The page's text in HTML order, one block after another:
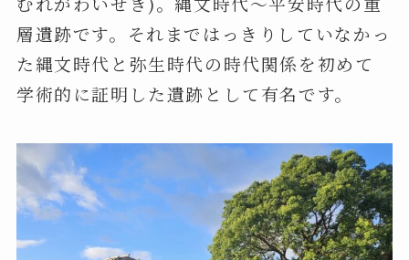
層遺跡です。それまではっきりしていなかっ
た縄文時代と弥生時代の時代関係を初めて
学術的に証明した遺跡として有名です。